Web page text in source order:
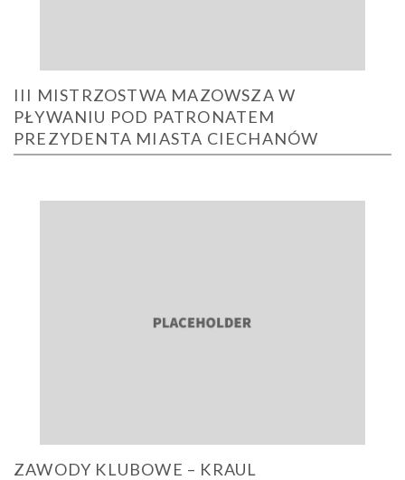
III MISTRZOSTWA MAZOWSZA W
PŁYWANIU POD PATRONATEM
PREZYDENTA MIASTA CIECHANÓW
ZAWODY KLUBOWE – KRAUL